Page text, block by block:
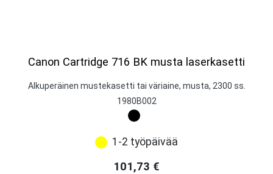
Canon Cartridge 716 BK musta laserkasetti
Alkuperäinen mustekasetti tai väriaine, musta, 2300 ss.
1980B002
1-2 työpäivää
101,73 €